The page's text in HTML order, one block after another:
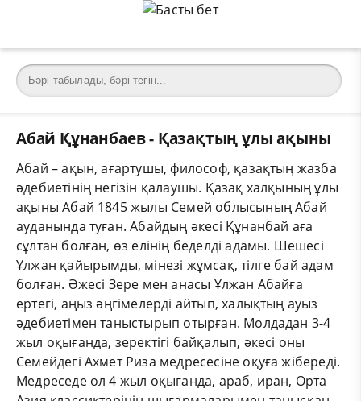
Абай Құнанбаев - Қазақтың ұлы ақыны
Абай – ақын, ағартушы, философ, қазақтың жазба
әдебиетінің негізін қалаушы. Қазақ халқының ұлы
ақыны Абай 1845 жылы Семей облысының Абай
ауданында туған. Абайдың әкесі Құнанбай аға
сұлтан болған, өз елінің беделді адамы. Шешесі
Ұлжан қайырымды, мінезі жұмсақ, тілге бай адам
болған. Әжесі Зере мен анасы Ұлжан Абайға
ертегі, аңыз әңгімелерді айтып, халықтың ауыз
әдебиетімен таныстырып отырған. Молдадан 3-4
жыл оқығанда, зеректігі байқалып, әкесі оны
Семейдегі Ахмет Риза медресесіне оқуға жібереді.
Медреседе ол 4 жыл оқығанда, араб, иран, Орта